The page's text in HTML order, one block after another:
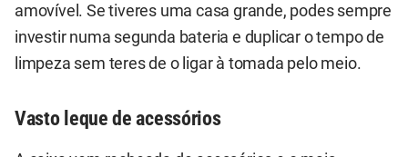
amovível. Se tiveres uma casa grande, podes sempre
investir numa segunda bateria e duplicar o tempo de
limpeza sem teres de o ligar à tomada pelo meio.
Vasto leque de acessórios